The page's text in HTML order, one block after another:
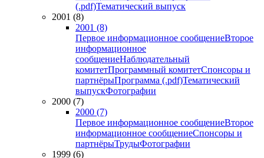
(.pdf)Тематический выпуск
2001 (8)
2001 (8)
Первое информационное сообщениеВторое
информационное
сообщениеНаблюдательный
комитетПрограммный комитетСпонсоры и
партнёрыПрограмма (.pdf)Тематический
выпускФотографии
2000 (7)
2000 (7)
Первое информационное сообщениеВторое
информационное сообщениеСпонсоры и
партнёрыТрудыФотографии
1999 (6)